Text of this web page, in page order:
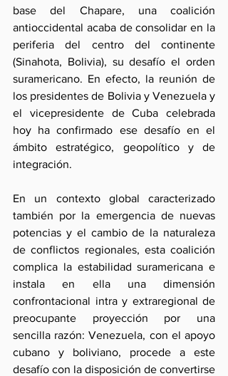
base del Chapare, una coalición
antioccidental acaba de consolidar en la
periferia del centro del continente
(Sinahota, Bolivia), su desafío el orden
suramericano. En efecto, la reunión de
los presidentes de Bolivia y Venezuela y
el vicepresidente de Cuba celebrada
hoy ha confirmado ese desafío en el
ámbito estratégico, geopolítico y de
integración.
En un contexto global caracterizado
también por la emergencia de nuevas
potencias y el cambio de la naturaleza
de conflictos regionales, esta coalición
complica la estabilidad suramericana e
instala en ella una dimensión
confrontacional intra y extraregional de
preocupante proyección por una
sencilla razón: Venezuela, con el apoyo
cubano y boliviano, procede a este
desafío con la disposición de convertirse